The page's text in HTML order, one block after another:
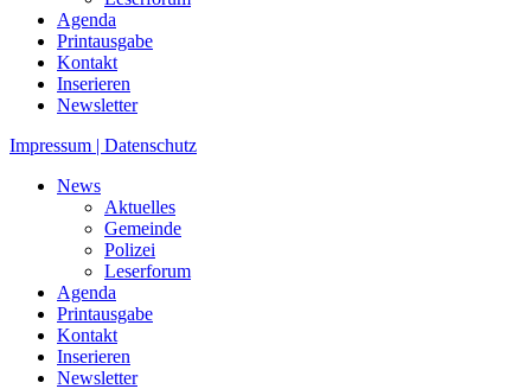
Agenda
Printausgabe
Kontakt
Inserieren
Newsletter
Impressum | Datenschutz
News
Aktuelles
Gemeinde
Polizei
Leserforum
Agenda
Printausgabe
Kontakt
Inserieren
Newsletter